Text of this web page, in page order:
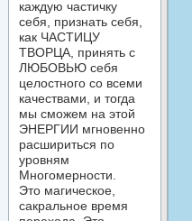
каждую частичку
себя, признать себя,
как ЧАСТИЦУ
ТВОРЦА, принять с
ЛЮБОВЬЮ себя
целостного со всеми
качествами, и тогда
мы сможем на этой
ЭНЕРГИИ мгновенно
расшириться по
уровням
Многомерности.
Это магическое,
сакральное время